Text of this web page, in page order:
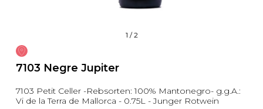
1 /2
7103 Negre Jupiter
7103 Petit Celler -Rebsorten: 100% Mantonegro- g.g.A.:
Vi de la Terra de Mallorca - 0.75L - Junger Rotwein